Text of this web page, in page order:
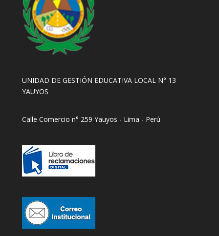
UNIDAD DE GESTIÓN EDUCATIVA LOCAL N° 13
YAUYOS
Calle Comercio n° 259 Yauyos - Lima - Perú